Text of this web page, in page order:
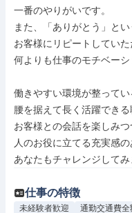
一番のやりがいです。
また、「ありがとう」とい
お客様にリピートしてい
何よりも仕事のモチベーシ
働きやすい環境が整って
腰を据えて長く活躍できる
お客様との会話を楽しみつ
人のお役に立てる充実感
あなたもチャレンジしてみ
仕事の特徴
未経験者歓迎 通勤交通費全